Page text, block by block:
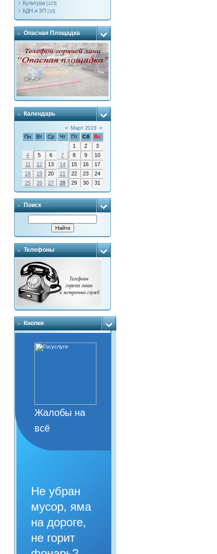
Культура [123]
КДН и ЗП [10]
Опасная Площадка
Календарь
« Март 2019 »
Пн
Вт Ср Чт Пт Сб
Вс
1
2
3
4
5 6 7 8 9
10
11
12 13 14 15 16
17
18
19 20 21 22 23
24
25
26 27 28 29 30 31
Поиск
Телефоны
Кнопки
Жалобы на
всё
Не убран
мусор, яма
на дороге,
не горит